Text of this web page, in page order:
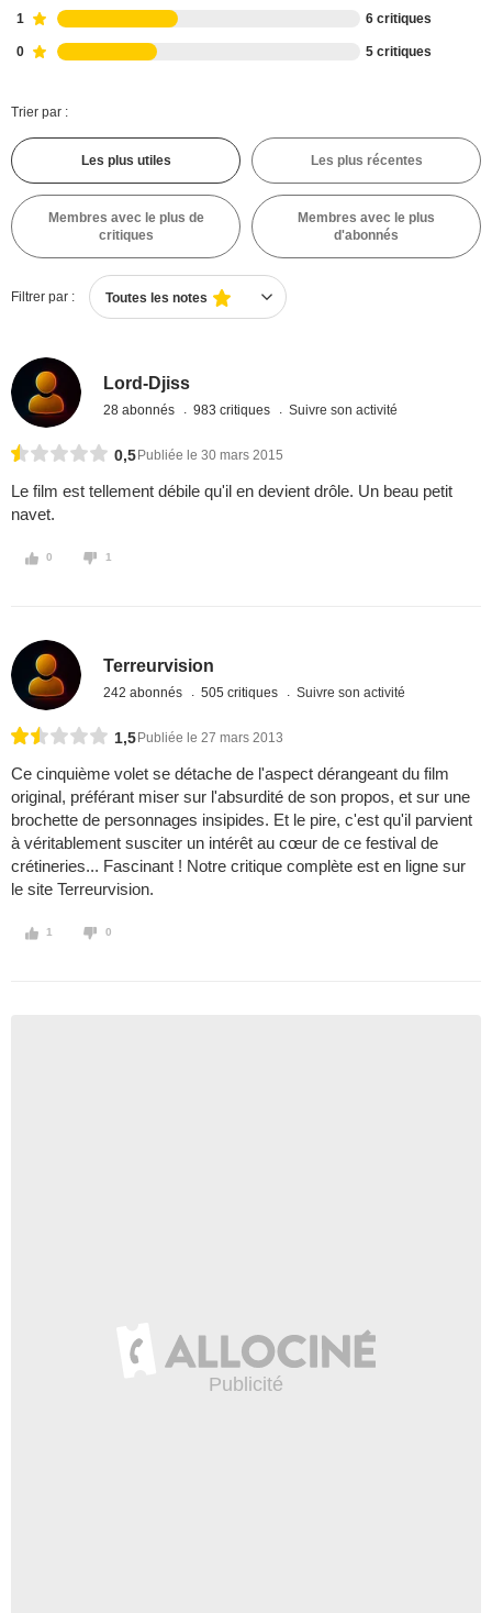
1 6 critiques
0 5 critiques
Trier par :
Les plus utiles Les plus récentes
Membres avec le plus de
critiques
Membres avec le plus
d'abonnés
Filtrer par : Toutes les notes
Lord-Djiss
28 abonnés 983 critiques Suivre son activité
0,5 Publiée le 30 mars 2015
Le film est tellement débile qu'il en devient drôle. Un beau petit
navet.
0 1
Terreurvision
242 abonnés 505 critiques Suivre son activité
1,5 Publiée le 27 mars 2013
Ce cinquième volet se détache de l'aspect dérangeant du film
original, préférant miser sur l'absurdité de son propos, et sur une
brochette de personnages insipides. Et le pire, c'est qu'il parvient
à véritablement susciter un intérêt au cœur de ce festival de
crétineries... Fascinant ! Notre critique complète est en ligne sur
le site Terreurvision.
1 0